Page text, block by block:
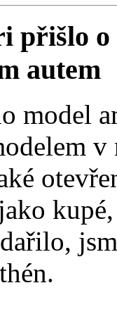
přišlo o
autem
model
v